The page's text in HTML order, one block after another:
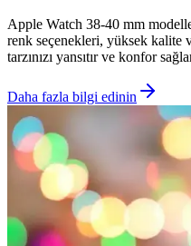
Apple Watch 38-40 mm
renk seçenekleri, yüksek kalite
tarzınızı yansıtır ve konfor
Daha fazla bilgi edinin